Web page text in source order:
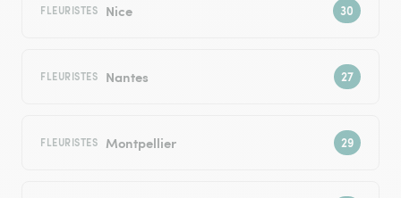
FLEURISTES Nice
FLEURISTES Nantes
FLEURISTES Montpellier